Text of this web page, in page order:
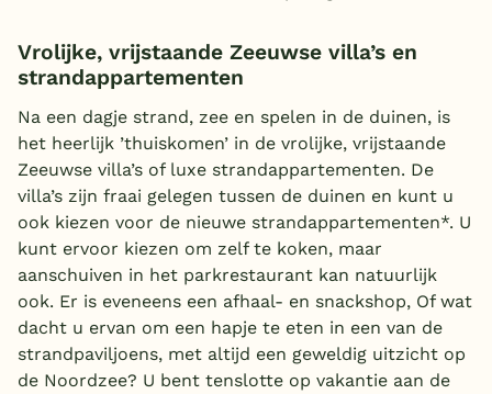
Vrolijke, vrijstaande Zeeuwse villa’s en
strandappartementen
Na een dagje strand, zee en spelen in de duinen, is
het heerlijk ’thuiskomen’ in de vrolijke, vrijstaande
Zeeuwse villa’s of luxe strandappartementen. De
villa’s zijn fraai gelegen tussen de duinen en kunt u
ook kiezen voor de nieuwe strandappartementen*. U
kunt ervoor kiezen om zelf te koken, maar
aanschuiven in het parkrestaurant kan natuurlijk
ook. Er is eveneens een afhaal- en snackshop, Of wat
dacht u ervan om een hapje te eten in een van de
strandpaviljoens, met altijd een geweldig uitzicht op
de Noordzee? U bent tenslotte op vakantie aan de